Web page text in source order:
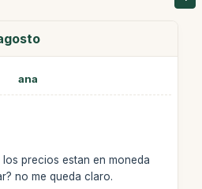
ana
precios estan en moneda
no me queda claro.